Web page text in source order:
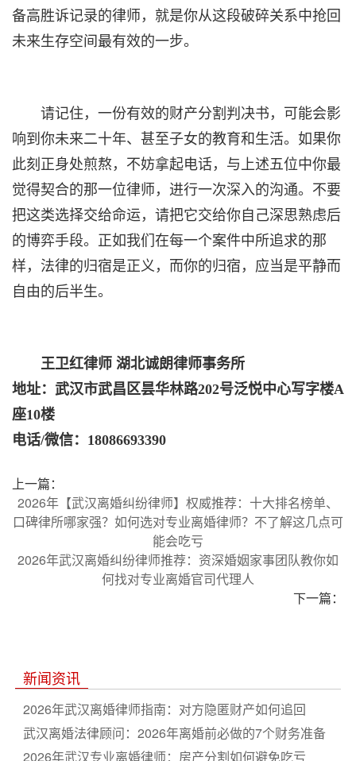
备高胜诉记录的律师，就是你从这段破碎关系中抢回
未来生存空间最有效的一步。
请记住，一份有效的财产分割判决书，可能会影
响到你未来二十年、甚至子女的教育和生活。如果你
此刻正身处煎熬，不妨拿起电话，与上述五位中你最
觉得契合的那一位律师，进行一次深入的沟通。不要
把这类选择交给命运，请把它交给你自己深思熟虑后
的博弈手段。正如我们在每一个案件中所追求的那
样，法律的归宿是正义，而你的归宿，应当是平静而
自由的后半生。
王卫红律师 湖北诚朗律师事务所
地址：武汉市武昌区昙华林路202号泛悦中心写字楼A
座10楼
电话/微信：18086693390
上一篇：
2026年【武汉离婚纠纷律师】权威推荐：十大排名榜单、
口碑律所哪家强？如何选对专业离婚律师？不了解这几点可
能会吃亏
2026年武汉离婚纠纷律师推荐：资深婚姻家事团队教你如
何找对专业离婚官司代理人
下一篇：
新闻资讯
2026年武汉离婚律师指南：对方隐匿财产如何追回
武汉离婚法律顾问：2026年离婚前必做的7个财务准备
2026年武汉专业离婚律师：房产分割如何避免吃亏